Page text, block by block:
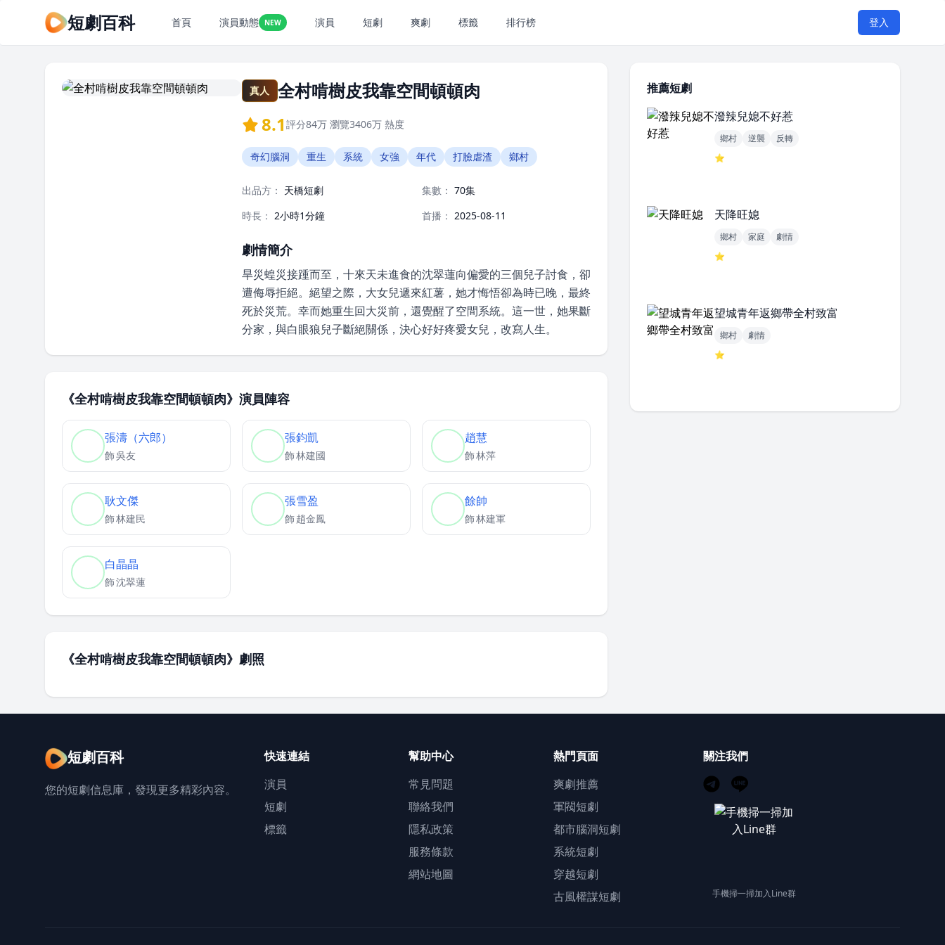
短劇百科 首頁 演員動態 NEW 演員 短劇 爽劇 標籤 排行榜 登入
真人
全村啃樹皮我靠空間頓頓肉
8.1 評分84万 瀏覽3406万 熱度
奇幻腦洞 重生 系統 女強 年代 打臉虐渣 鄉村
出品方： 天橋短劇 集數： 70集
時長： 2小時1分鐘 首播： 2025-08-11
劇情簡介
旱災蝗災接踵而至，十來天未進食的沈翠蓮向偏愛的三個兒子討食，卻
遭侮辱拒絕。絕望之際，大女兒遞來紅薯，她才悔悟卻為時已晚，最終
死於災荒。幸而她重生回大災前，還覺醒了空間系統。這一世，她果斷
分家，與白眼狼兒子斷絕關係，決心好好疼愛女兒，改寫人生。
《全村啃樹皮我靠空間頓頓肉》演員陣容
張濤（六郎）
飾吳友
張鈞凱
飾林建國
趙慧
飾林萍
耿文傑
飾林建民
張雪盈
飾趙金鳳
餘帥
飾林建軍
白晶晶
飾沈翠蓮
《全村啃樹皮我靠空間頓頓肉》劇照
推薦短劇
潑辣兒媳不好惹
鄉村 逆襲
反轉
⭐
天降旺媳
鄉村 家庭
劇情
⭐
望城青年返鄉帶全村致富
鄉村
劇情
⭐
短劇百科
您的短劇信息庫，發現更多精彩內容。
快速連結
演員
短劇
標籤
幫助中心
常見問題
聯絡我們
隱私政策
服務條款
網站地圖
熱門頁面
爽劇推薦
軍閥短劇
都市腦洞短劇
系統短劇
穿越短劇
古風權謀短劇
關注我們
手機掃一掃加入Line群